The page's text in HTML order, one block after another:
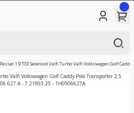
Passat 1.9 TDI Selenoid Valfi Turbo Valfi Volkswagen Golf Caddy